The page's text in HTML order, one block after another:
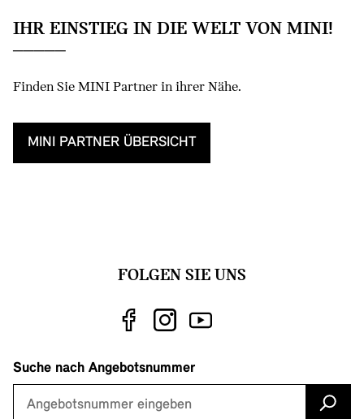
IHR EINSTIEG IN DIE WELT VON MINI!
Finden Sie MINI Partner in ihrer Nähe.
MINI PARTNER ÜBERSICHT
FOLGEN SIE UNS
Suche nach Angebotsnummer